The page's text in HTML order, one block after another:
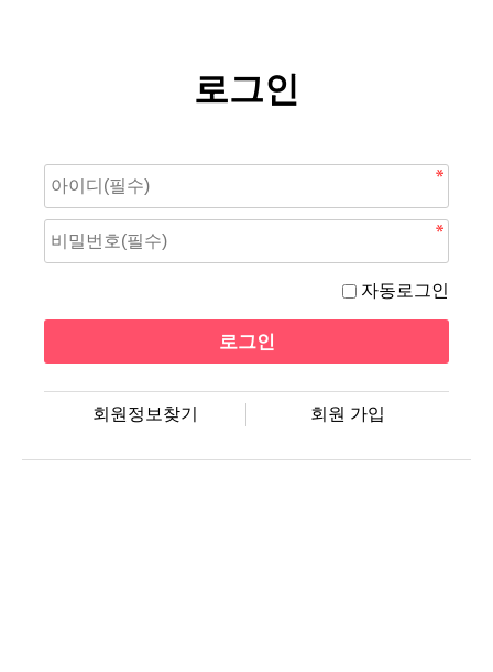
로그인
자동로그인
회원정보찾기 회원 가입